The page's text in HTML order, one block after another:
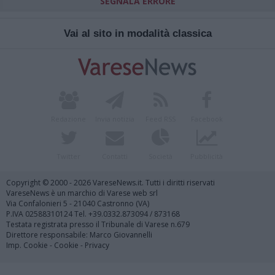
Vai al sito in modalità classica
Copyright © 2000 - 2026 VareseNews.it. Tutti i diritti riservati
VareseNews è un marchio di Varese web srl
Via Confalonieri 5 - 21040 Castronno (VA)
P.IVA 02588310124 Tel. +39.0332.873094 / 873168
Testata registrata presso il Tribunale di Varese n.679
Direttore responsabile: Marco Giovannelli
Imp. Cookie - Cookie - Privacy